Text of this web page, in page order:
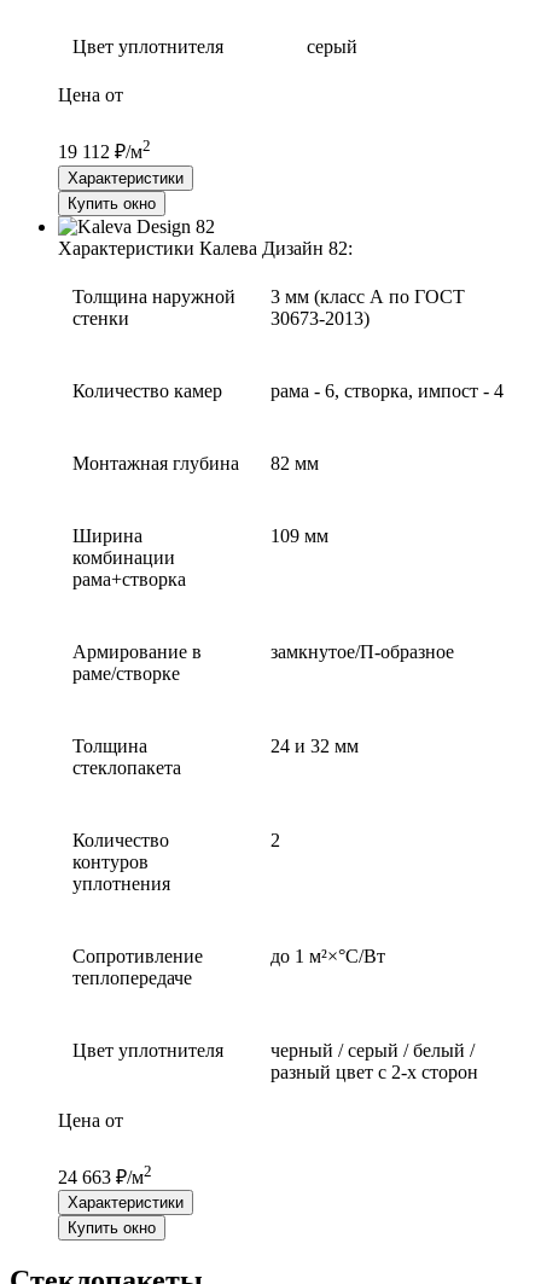
Цвет уплотнителя серый
Цена от
19 112 ₽/м2
Характеристики
Купить окно
Характеристики Калева Дизайн 82:
Толщина наружной
стенки
3 мм (класс А по ГОСТ
30673-2013)
Количество камер рама - 6, створка, импост - 4
Монтажная глубина 82 мм
Ширина
комбинации
рама+створка
109 мм
Армирование в
раме/створке
замкнутое/П-образное
Толщина
стеклопакета
24 и 32 мм
Количество
контуров
уплотнения
2
Сопротивление
теплопередаче
до 1 м²×°С/Вт
Цвет уплотнителя
черный / серый / белый /
разный цвет с 2-х сторон
Цена от
24 663 ₽/м2
Характеристики
Купить окно